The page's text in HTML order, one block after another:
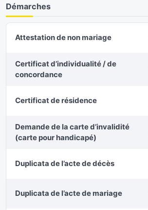
Démarches
Attestation de non mariage
Certificat d’individualité / de
concordance
Certificat de résidence
Demande de la carte d’invalidité
(carte pour handicapé)
Duplicata de l’acte de décès
Duplicata de l’acte de mariage